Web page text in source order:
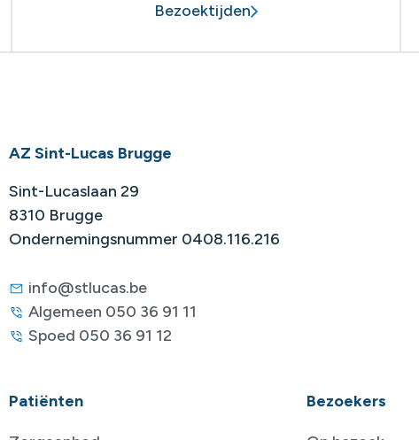
Bezoektijden
AZ Sint-Lucas Brugge
Sint-Lucaslaan 29
8310 Brugge
Ondernemingsnummer 0408.116.216
info@stlucas.be
Algemeen 050 36 91 11
Spoed 050 36 91 12
Patiënten Bezoekers